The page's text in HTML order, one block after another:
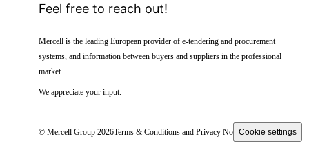
Feel free to reach out!
Mercell is the leading European provider of e-tendering and procurement
systems, and information between buyers and suppliers in the professional
market.
We appreciate your input.
© Mercell Group 2026Terms & Conditions and Privacy NoticeCookie settings